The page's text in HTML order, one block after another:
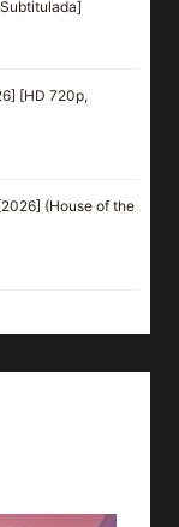
[HD 720p,
(House of the